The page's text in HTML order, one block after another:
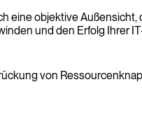
eine objektive
und den Erfolg Ihrer
von